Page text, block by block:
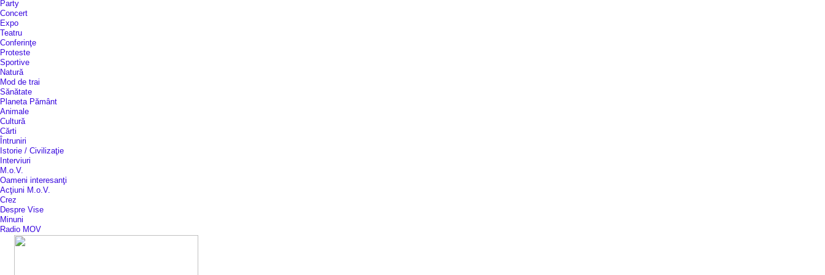
Party
Concert
Expo
Teatru
Conferinţe
Proteste
Sportive
Natură
Mod de trai
Sănătate
Planeta Pământ
Animale
Cultură
Cărti
Întruniri
Istorie / Civilizaţie
Interviuri
M.o.V.
Oameni interesanţi
Acţiuni M.o.V.
Crez
Despre Vise
Minuni
Radio MOV